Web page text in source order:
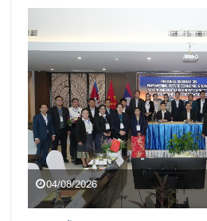
04/08/2026